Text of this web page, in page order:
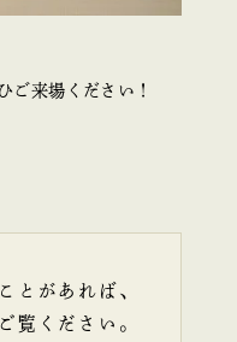
ご来場ください！
とがあれば、
覧ください。